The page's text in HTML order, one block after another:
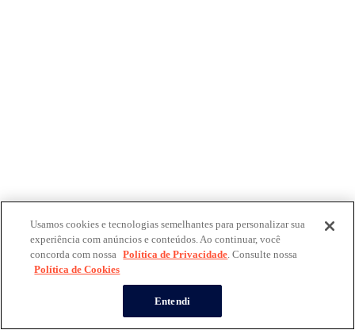
Usamos cookies e tecnologias semelhantes para personalizar sua
experiência com anúncios e conteúdos. Ao continuar, você
concorda com nossa Política de Privacidade. Consulte nossa
Política de Cookies
Entendi